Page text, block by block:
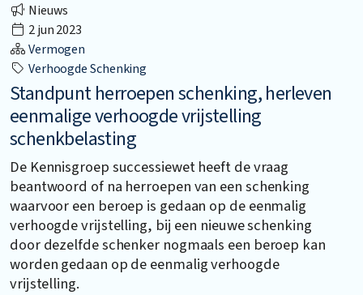
Nieuws
2 jun 2023
Vermogen
Verhoogde Schenking
Standpunt herroepen schenking, herleven
eenmalige verhoogde vrijstelling
schenkbelasting
De Kennisgroep successiewet heeft de vraag
beantwoord of na herroepen van een schenking
waarvoor een beroep is gedaan op de eenmalig
verhoogde vrijstelling, bij een nieuwe schenking
door dezelfde schenker nogmaals een beroep kan
worden gedaan op de eenmalig verhoogde
vrijstelling.